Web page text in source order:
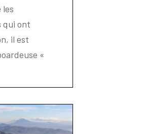
les
qui ont
il est
«